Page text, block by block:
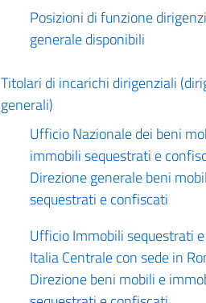
Posizioni di funzione
generale disponibili
Titolari di incarichi dirigenziali
generali)
Ufficio Nazionale dei beni
immobili sequestrati e
Direzione generale beni
sequestrati e confiscati
Ufficio Immobili sequestrati
Italia Centrale con sede in
Direzione beni mobili e